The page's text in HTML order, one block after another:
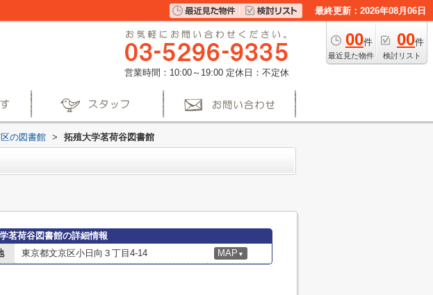
最終更新：2026年08月06日
00件
最近見た物件
00件
検討リスト
営業時間：10:00～19:00 定休日：不定休
の図書館 > 拓殖大学茗荷谷図書館
茗荷谷図書館の詳細情報
東京都文京区小日向３丁目4-14 MAP ▼